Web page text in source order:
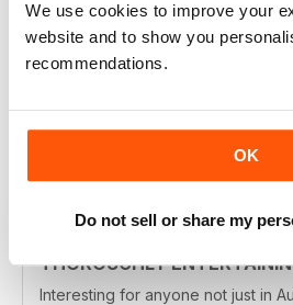
We use cookies to improve your
website and to show you
recommendations.
OK
Do not sell or share my
Highly informative
THOROUGHLY
Interesting for anyone not just in